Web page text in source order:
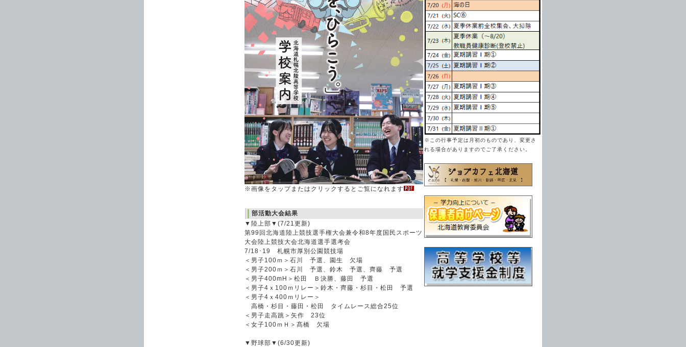
※画像をタップまたはクリックするとご覧になれます
部活動大会結果
▼陸上部▼(7/21更新)
第99回北海道陸上競技選手権大会兼令和8年度国民スポーツ
大会陸上競技大会北海道選手選考会
7/18･19 札幌市厚別公園競技場
＜男子100ｍ＞石川 予選、園生 欠場
＜男子200ｍ＞石川 予選、鈴木 予選、齊藤 予選
＜男子400mH＞松田 Ｂ決勝、藤田 予選
＜男子4ｘ100ｍリレー＞鈴木・齊藤・杉目・松田 予選
＜男子4ｘ400ｍリレー＞
高橋・杉目・藤田・松田 タイムレース総合25位
＜男子走高跳＞矢作 23位
＜女子100ｍＨ＞髙橋 欠場
▼野球部▼(6/30更新)
※この行事予定は月初のものであり、変更さ
れる場合がありますのでご了承ください。